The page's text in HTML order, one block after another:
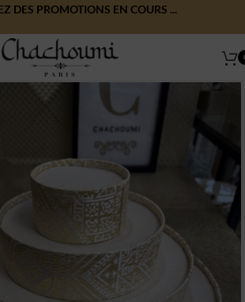
DES PROMOTIONS EN COURS ...